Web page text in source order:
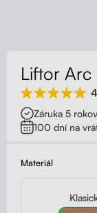
Stojany
Skrinky so
Akustické
Opierky
Liftor Arc
Záruka 5 rokov
100 dní na
Materiál